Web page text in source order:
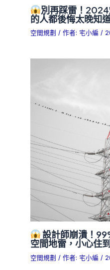
別再踩雷！
的人都後悔太晚知
空間規劃 / 作者: 宅小編/
設計師崩潰！
空間地雷，小心住
空間規劃 / 作者: 宅小編 /